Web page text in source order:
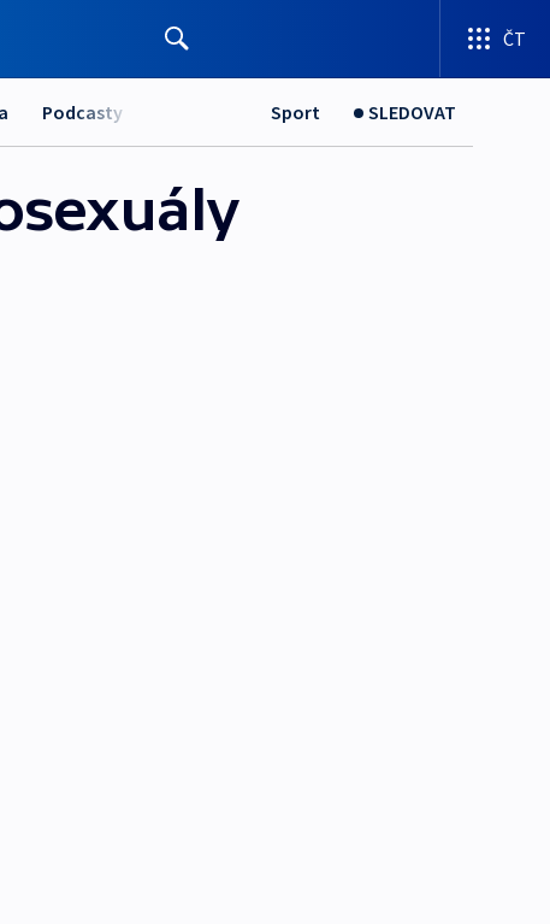
ČT
Podcasty Sport SLEDOVAT